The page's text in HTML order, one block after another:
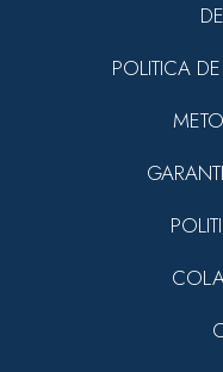
POLITICA